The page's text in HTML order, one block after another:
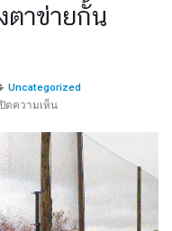
ตาข่ายกั้น
Uncategorized
ปิดความเห็นบน
หลัก
ของ
ตาข่าย
กั้น
สนาม